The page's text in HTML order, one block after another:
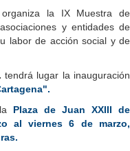
organiza la IX Muestra de
y entidades de
labor de acción social y de
. tendrá lugar la inauguración
Plaza de Juan XXIII de
al viernes 6 de marzo,